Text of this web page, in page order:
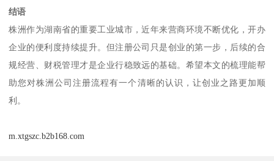
结语
株洲作为湖南省的重要工业城市，近年来营商环境不断优化，开办
企业的便利度持续提升。但注册公司只是创业的第一步，后续的合
规经营、财税管理才是企业行稳致远的基础。希望本文的梳理能帮
助您对株洲公司注册流程有一个清晰的认识，让创业之路更加顺
利。
m.xtgszc.b2b168.com